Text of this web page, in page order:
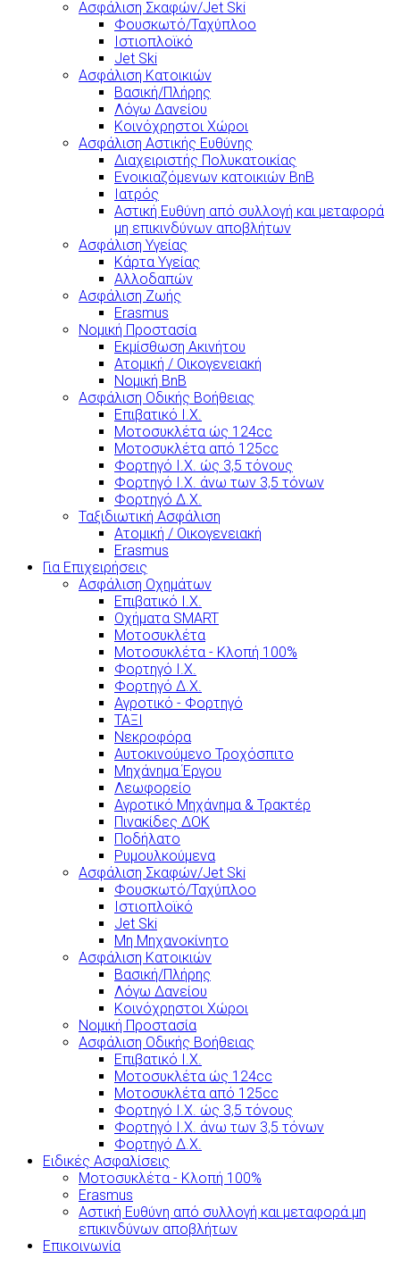
Ασφάλιση Σκαφών/Jet Ski
Φουσκωτό/Ταχύπλοο
Ιστιοπλοϊκό
Jet Ski
Ασφάλιση Κατοικιών
Βασική/Πλήρης
Λόγω Δανείου
Κοινόχρηστοι Χώροι
Ασφάλιση Αστικής Ευθύνης
Διαχειριστής Πολυκατοικίας
Ενοικιαζόμενων κατοικιών BnB
Ιατρός
Αστική Ευθύνη από συλλογή και μεταφορά
μη επικινδύνων αποβλήτων
Ασφάλιση Υγείας
Κάρτα Υγείας
Αλλοδαπών
Ασφάλιση Ζωής
Erasmus
Νομική Προστασία
Εκμίσθωση Ακινήτου
Ατομική / Οικογενειακή
Νομική BnB
Ασφάλιση Οδικής Βοήθειας
Επιβατικό Ι.Χ.
Μοτοσυκλέτα ώς 124cc
Μοτοσυκλέτα από 125cc
Φορτηγό Ι.Χ. ώς 3,5 τόνους
Φορτηγό Ι.Χ. άνω των 3,5 τόνων
Φορτηγό Δ.Χ.
Ταξιδιωτική Ασφάλιση
Ατομική / Οικογενειακή
Erasmus
Για Επιχειρήσεις
Ασφάλιση Οχημάτων
Επιβατικό Ι.Χ.
Οχήματα SMART
Μοτοσυκλέτα
Μοτοσυκλέτα - Κλοπή 100%
Φορτηγό Ι.Χ.
Φορτηγό Δ.Χ.
Αγροτικό - Φορτηγό
ΤΑΞΙ
Νεκροφόρα
Αυτοκινούμενο Τροχόσπιτο
Μηχάνημα Έργου
Λεωφορείο
Αγροτικό Μηχάνημα & Τρακτέρ
Πινακίδες ΔΟΚ
Ποδήλατο
Ρυμουλκούμενα
Ασφάλιση Σκαφών/Jet Ski
Φουσκωτό/Ταχύπλοο
Ιστιοπλοϊκό
Jet Ski
Μη Μηχανοκίνητο
Ασφάλιση Κατοικιών
Βασική/Πλήρης
Λόγω Δανείου
Κοινόχρηστοι Χώροι
Νομική Προστασία
Ασφάλιση Οδικής Βοήθειας
Επιβατικό Ι.Χ.
Μοτοσυκλέτα ώς 124cc
Μοτοσυκλέτα από 125cc
Φορτηγό Ι.Χ. ώς 3,5 τόνους
Φορτηγό Ι.Χ. άνω των 3,5 τόνων
Φορτηγό Δ.Χ.
Ειδικές Ασφαλίσεις
Μοτοσυκλέτα - Κλοπή 100%
Erasmus
Αστική Ευθύνη από συλλογή και μεταφορά μη
επικινδύνων αποβλήτων
Επικοινωνία